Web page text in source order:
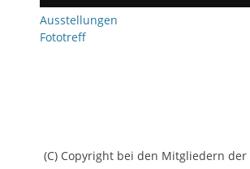
Ausstellungen
Fototreff
(C) Copyright bei den Mitgliedern der